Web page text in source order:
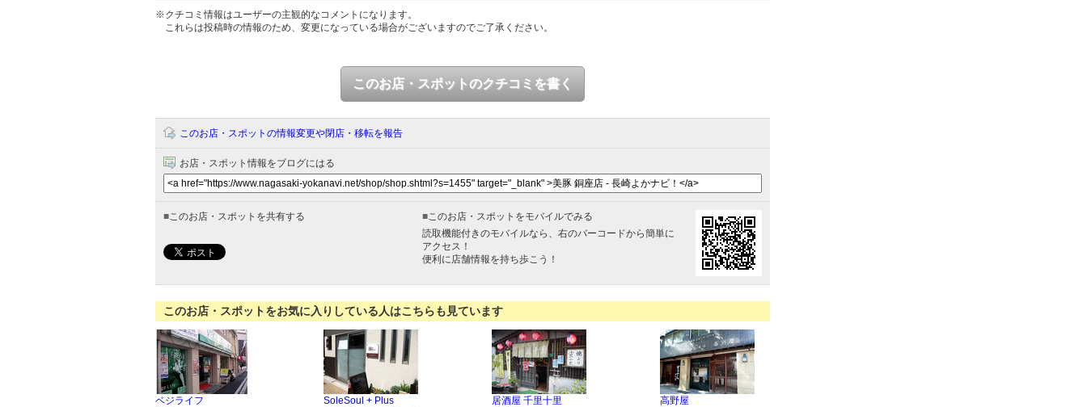
※クチコミ情報はユーザーの主観的なコメントになります。
これらは投稿時の情報のため、変更になっている場合がございますのでご了承ください。
このお店・スポットのクチコミを書く
このお店・スポットの情報変更や閉店・移転を報告
お店・スポット情報をブログにはる
■このお店・スポットを共有する ■このお店・スポットをモバイルでみる
読取機能付きのモバイルなら、右のバーコードから簡単に
アクセス！
便利に店舗情報を持ち歩こう！
このお店・スポットをお気に入りしている人はこちらも見ています
ベジライフ
SoleSoul + Plus
居酒屋 千里十里
高野屋